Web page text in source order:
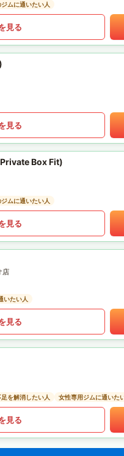
ムに通いたい人
見る
見る
Box Fit)
ムに通いたい人
見る
店
いたい人
見る
を解消したい人 女性専用ジムに通いた
見る